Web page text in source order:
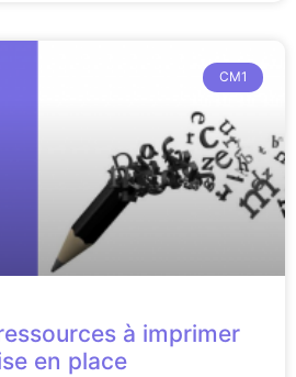
CM1
à imprimer
en place